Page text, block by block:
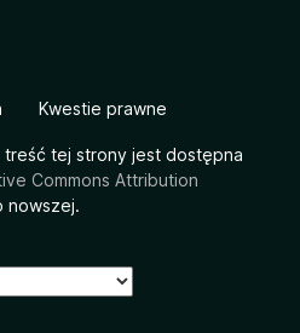
Kwestie prawne
, treść tej strony jest dostępna
Commons Attribution
nowszej.